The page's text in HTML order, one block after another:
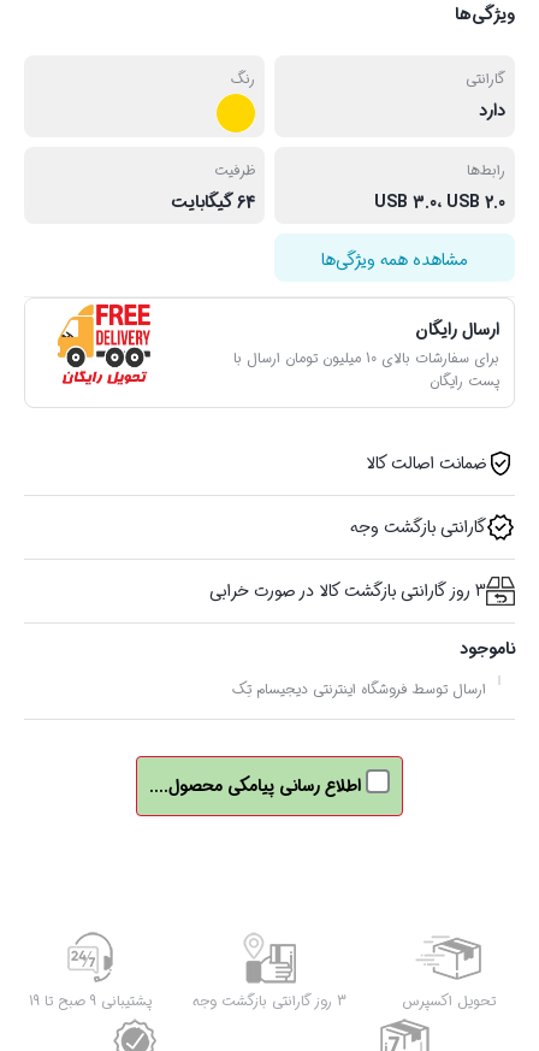
ویژگی‌ها
گارانتی
دارد
رنگ
رابط‌ها
USB 3.0، USB 2.0
ظرفیت
64 گیگابایت
مشاهده همه ویژگی‌ها
ارسال رایگان
برای سفارشات بالای 10 میلیون تومان ارسال با
پست رایگان
ضمانت اصالت کالا
گارانتی بازگشت وجه
3 روز گارانتی بازگشت کالا در صورت خرابی
ناموجود
ارسال توسط فروشگاه اینترنتی دیجیسام تِک
اطلاع رسانی پیامکی محصول....
تحویل اکسپرس 3 روز گارانتی بازگشت وجه پشتیبانی 9 صبح تا 19